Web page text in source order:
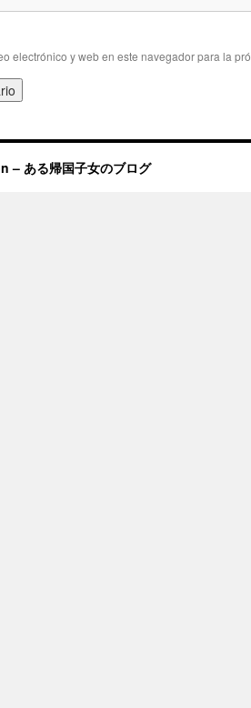
electrónico y web en este navegador para la
– ある帰国子女のブログ